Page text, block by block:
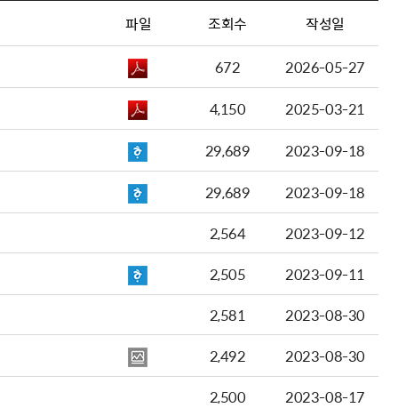
파일 조회수 작성일
672
2026-05-27
4,150
2025-03-21
29,689
2023-09-18
29,689
2023-09-18
2,564
2023-09-12
2,505
2023-09-11
2,581
2023-08-30
2,492
2023-08-30
2,500
2023-08-17